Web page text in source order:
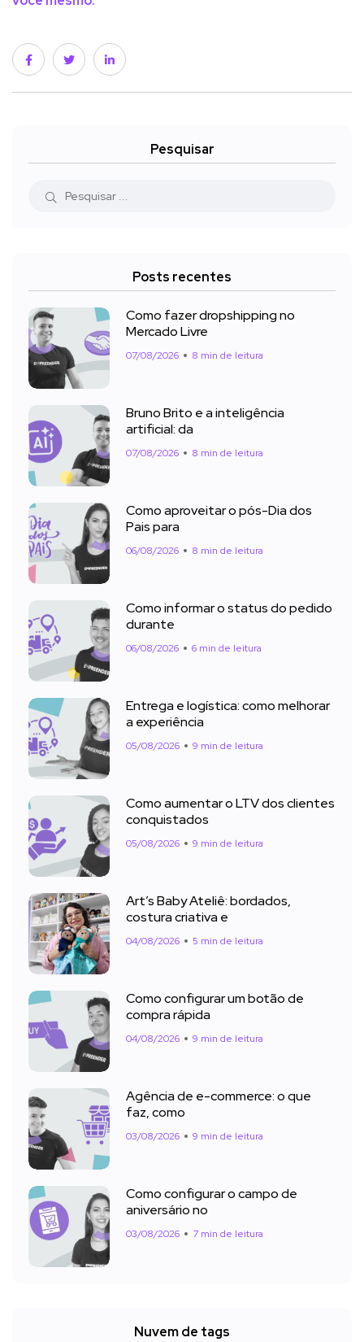
Pesquisar
Posts recentes
Como fazer dropshipping no
Mercado Livre
07/08/2026 8 min de leitura
Bruno Brito e a inteligência
artificial: da
07/08/2026 8 min de leitura
Como aproveitar o pós-Dia dos
Pais para
06/08/2026 8 min de leitura
Como informar o status do pedido
durante
06/08/2026 6 min de leitura
Entrega e logística: como melhorar
a experiência
05/08/2026 9 min de leitura
Como aumentar o LTV dos clientes
conquistados
05/08/2026 9 min de leitura
Art’s Baby Ateliê: bordados,
costura criativa e
04/08/2026 5 min de leitura
Como configurar um botão de
compra rápida
04/08/2026 9 min de leitura
Agência de e-commerce: o que
faz, como
03/08/2026 9 min de leitura
Como configurar o campo de
aniversário no
03/08/2026 7 min de leitura
Nuvem de tags